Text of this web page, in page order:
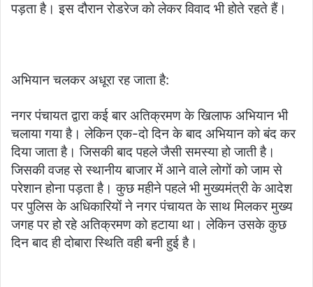
पड़ता है। इस दौरान रोडरेज को लेकर विवाद भी होते रहते हैं।
अभियान चलकर अधूरा रह जाता है:
नगर पंचायत द्वारा कई बार अतिक्रमण के खिलाफ अभियान भी
चलाया गया है। लेकिन एक-दो दिन के बाद अभियान को बंद कर
दिया जाता है। जिसकी बाद पहले जैसी समस्या हो जाती है।
जिसकी वजह से स्थानीय बाजार में आने वाले लोगों को जाम से
परेशान होना पड़ता है। कुछ महीने पहले भी मुख्यमंत्री के आदेश
पर पुलिस के अधिकारियों ने नगर पंचायत के साथ मिलकर मुख्य
जगह पर हो रहे अतिक्रमण को हटाया था। लेकिन उसके कुछ
दिन बाद ही दोबारा स्थिति वही बनी हुई है।